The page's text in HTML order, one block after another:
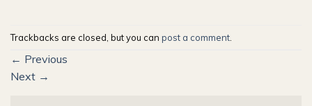
Trackbacks are closed, but you can post a comment
← Previous
Next →